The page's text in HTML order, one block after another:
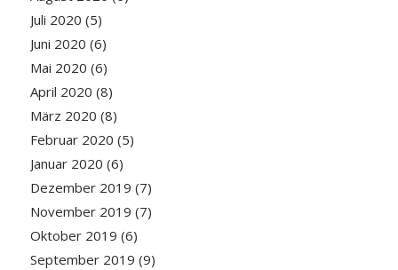
Juli 2020 (5)
Juni 2020 (6)
Mai 2020 (6)
April 2020 (8)
März 2020 (8)
Februar 2020 (5)
Januar 2020 (6)
Dezember 2019 (7)
November 2019 (7)
Oktober 2019 (6)
September 2019 (9)